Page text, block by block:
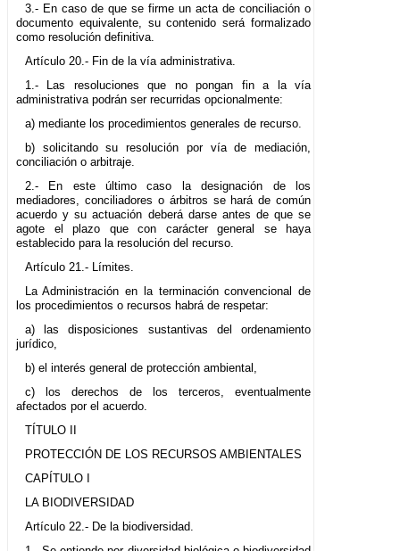
3.- En caso de que se firme un acta de conciliación o
documento equivalente, su contenido será formalizado
como resolución definitiva.
Artículo 20.- Fin de la vía administrativa.
1.- Las resoluciones que no pongan fin a la vía
administrativa podrán ser recurridas opcionalmente:
a) mediante los procedimientos generales de recurso.
b) solicitando su resolución por vía de mediación,
conciliación o arbitraje.
2.- En este último caso la designación de los
mediadores, conciliadores o árbitros se hará de común
acuerdo y su actuación deberá darse antes de que se
agote el plazo que con carácter general se haya
establecido para la resolución del recurso.
Artículo 21.- Límites.
La Administración en la terminación convencional de
los procedimientos o recursos habrá de respetar:
a) las disposiciones sustantivas del ordenamiento
jurídico,
b) el interés general de protección ambiental,
c) los derechos de los terceros, eventualmente
afectados por el acuerdo.
TÍTULO II
PROTECCIÓN DE LOS RECURSOS AMBIENTALES
CAPÍTULO I
LA BIODIVERSIDAD
Artículo 22.- De la biodiversidad.